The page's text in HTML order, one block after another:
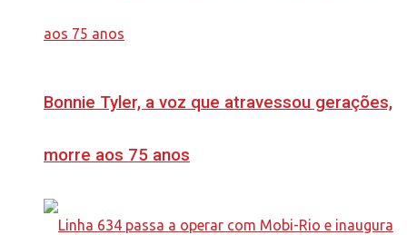
Bonnie Tyler, a voz que atravessou gerações,
morre aos 75 anos